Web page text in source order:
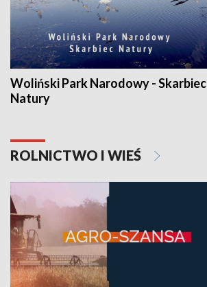
Woliński Park Narodowy - Skarbiec
Natury
ROLNICTWO I WIEŚ